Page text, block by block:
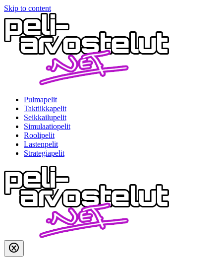
Skip to content
Pulmapelit
Taktiikkapelit
Seikkailupelit
Simulaatiopelit
Roolipelit
Lastenpelit
Strategiapelit